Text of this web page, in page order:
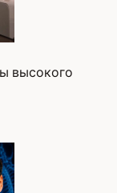
высокого